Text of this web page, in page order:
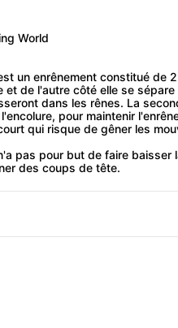
World
un enrênement constitué de
et de l'autre côté elle se
dans les rênes. La
pour maintenir
qui risque de gêner les
pas pour but de faire baisser
des coups de tête.